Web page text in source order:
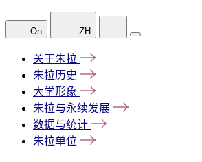
On ZH
关于朱拉
朱拉历史
大学形象
朱拉与永续发展
数据与统计
朱拉单位